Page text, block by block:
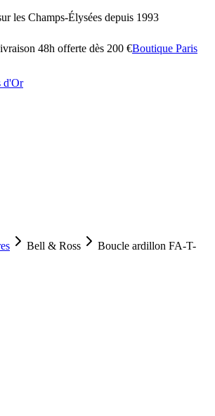
les Champs-Élysées depuis 1993
48h offerte dès 200 €Boutique Paris
Bell & Ross
Boucle ardillon FA-T-